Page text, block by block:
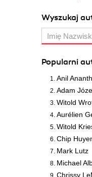
Wyszukaj
Popularni
Anil
Adam
Witold
Aurélien
Witold
Chip
Mark Lutz
Michael
Chrissy